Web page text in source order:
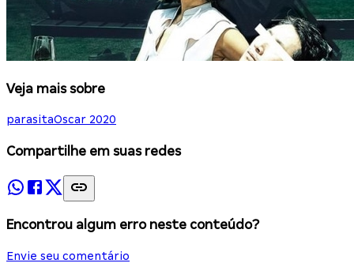
Veja mais sobre
parasitaOscar 2020
Compartilhe em suas redes
Encontrou algum erro neste conteúdo?
Envie seu comentário